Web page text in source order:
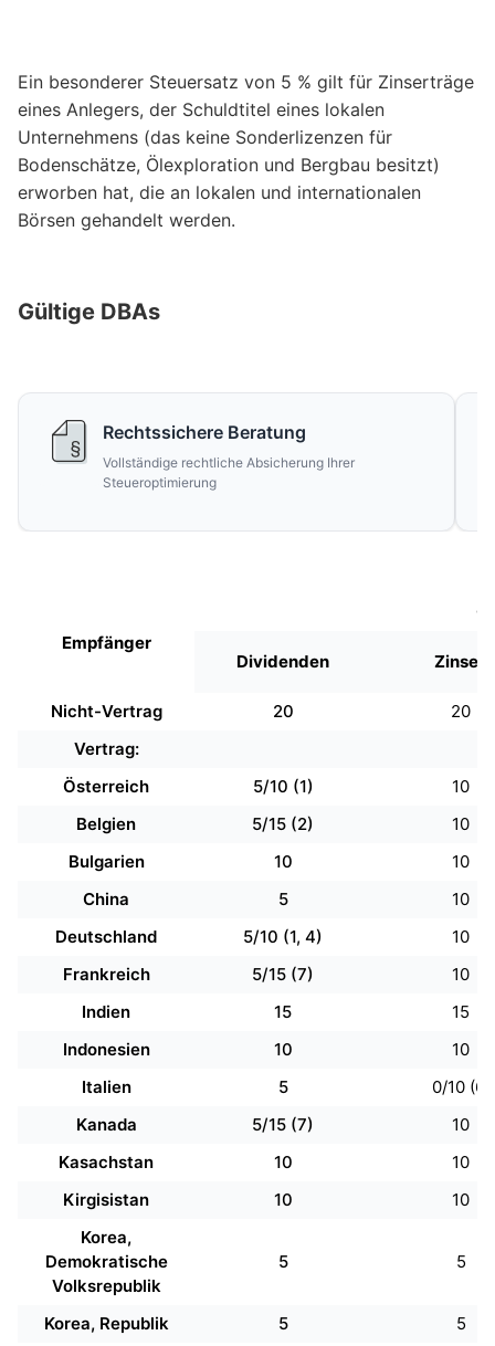
Ein besonderer Steuersatz von 5 % gilt für Zinserträge
eines Anlegers, der Schuldtitel eines lokalen
Unternehmens (das keine Sonderlizenzen für
Bodenschätze, Ölexploration und Bergbau besitzt)
erworben hat, die an lokalen und internationalen
Börsen gehandelt werden.
Gültige DBAs
Rechtssichere Beratung
Vollständige rechtliche Absicherung Ihrer
Steueroptimierung
Empfänger
Dividenden Zinsen
Nicht-Vertrag 20
20
Vertrag:
Österreich
5/10 (1)
10
Belgien
5/15 (2)
10
Bulgarien
10
10
China
5
10
Deutschland
5/10 (1, 4)
10
Frankreich
5/15 (7)
10
Indien
15
15
Indonesien
10
10
Italien
5
0/10 (6)
Kanada
5/15 (7)
10
Kasachstan
10
10
Kirgisistan
10
10
Korea,
Demokratische
Volksrepublik
5 5
Korea, Republik 5
5